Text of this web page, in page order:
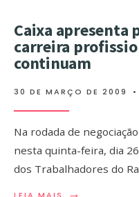
Caixa apresenta
carreira
continuam
30 DE MARÇO DE 2009 •
Na rodada de
nesta quinta-feira, dia
dos Trabalhadores do
→